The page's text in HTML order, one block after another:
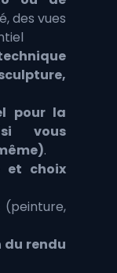
des vues
pour la
vous
.
et choix
(peinture,
rendu